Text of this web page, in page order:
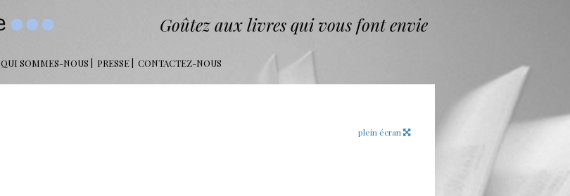
Goûtez aux livres qui vous font envie
QUI SOMMES-NOUS PRESSE CONTACTEZ-NOUS
plein écran